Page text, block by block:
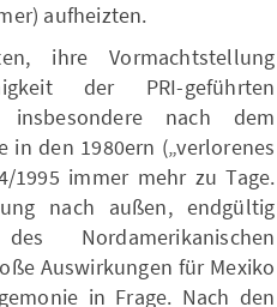
aufheizten.
ihre Vormachtstellung
der PRI-geführten
insbesondere nach dem
den 1980ern („verlorenes
1995 immer mehr zu Tage.
nach außen, endgültig
Nordamerikanischen
Auswirkungen für Mexiko
in Frage. Nach den